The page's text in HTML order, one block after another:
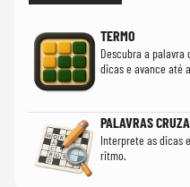
TERMO
Descubra a palavra
dicas e avance até
PALAVRAS
Interprete as dicas
ritmo.